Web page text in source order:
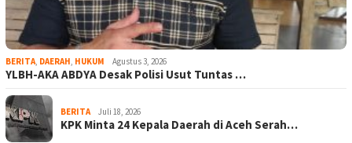
BERITA, DAERAH, HUKUM Agustus 3, 2026
YLBH-AKA ABDYA Desak Polisi Usut Tuntas …
BERITA Juli 18, 2026
KPK Minta 24 Kepala Daerah di Aceh Serah…